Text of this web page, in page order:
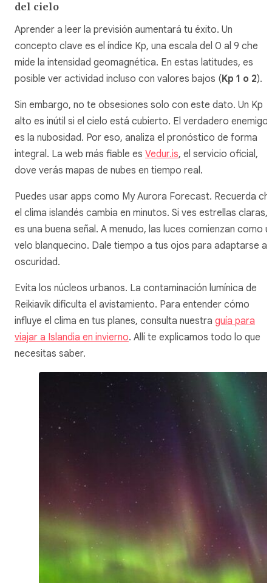
del cielo
Aprender a leer la previsión aumentará tu éxito. Un
concepto clave es el índice Kp, una escala del 0 al 9 che
mide la intensidad geomagnética. En estas latitudes, es
posible ver actividad incluso con valores bajos (Kp 1 o 2).
Sin embargo, no te obsesiones solo con este dato. Un Kp
alto es inútil si el cielo está cubierto. El verdadero enemigo
es la nubosidad. Por eso, analiza el pronóstico de forma
integral. La web más fiable es Vedur.is, el servicio oficial,
dove verás mapas de nubes en tiempo real.
Puedes usar apps como My Aurora Forecast. Recuerda
el clima islandés cambia en minutos. Si ves estrellas claras,
es una buena señal. A menudo, las luces comienzan como
velo blanquecino. Dale tiempo a tus ojos para adaptarse a
oscuridad.
Evita los núcleos urbanos. La contaminación lumínica de
Reikiavik dificulta el avistamiento. Para entender cómo
influye el clima en tus planes, consulta nuestra guía para
viajar a Islandia en invierno. Allí te explicamos todo lo que
necesitas saber.